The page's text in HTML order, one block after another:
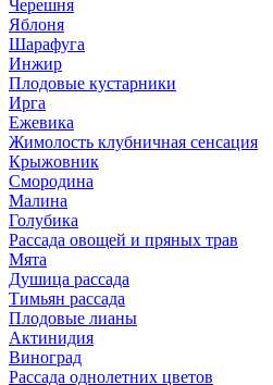
Черешня
Яблоня
Шарафуга
Инжир
Плодовые кустарники
Ирга
Ежевика
Жимолость клубничная сенсация
Крыжовник
Смородина
Малина
Голубика
Рассада овощей и пряных трав
Мята
Душица рассада
Тимьян рассада
Плодовые лианы
Актинидия
Виноград
Рассада однолетних цветов